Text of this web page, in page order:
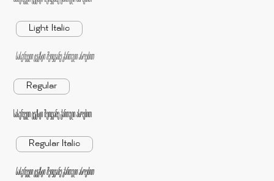
Light Italic
სასურველი ტექსტი შეიყვანე ქართული ასოებით
Regular
სასურველი ტექსტი შეიყვანე ქართული ასოებით
Regular Italic
სასურველი ტექსტი შეიყვანე ქართული ასოებით